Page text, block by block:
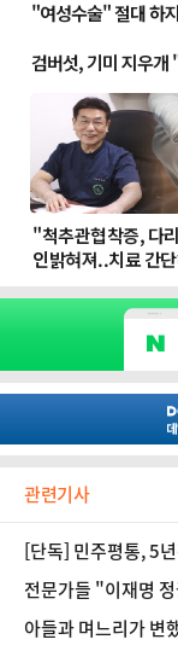
관련기사
[단독] 민주평통, 5
집중됐다
전문가들 "이재명
것"
아들과 며느리가